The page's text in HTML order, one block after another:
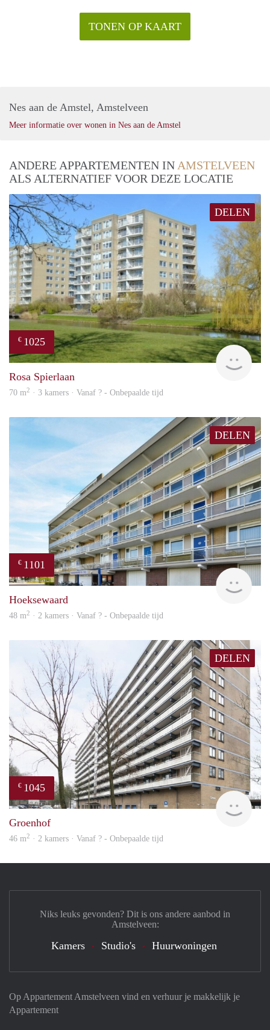
TONEN OP KAART
Nes aan de Amstel, Amstelveen
Meer informatie over wonen in Nes aan de Amstel
ANDERE APPARTEMENTEN IN AMSTELVEEN
ALS ALTERNATIEF VOOR DEZE LOCATIE
DELEN
€ 1025
Rosa Spierlaan
70 m2 · 3 kamers · Vanaf ? - Onbepaalde tijd
DELEN
€ 1101
Hoeksewaard
48 m2 · 2 kamers · Vanaf ? - Onbepaalde tijd
DELEN
€ 1045
Groenhof
46 m2 · 2 kamers · Vanaf ? - Onbepaalde tijd
Op Appartement Amstelveen vind en verhuur je makkelijk je
Appartement
Niks leuks gevonden? Dit is ons andere aanbod in
Amstelveen:
Kamers Studio's Huurwoningen